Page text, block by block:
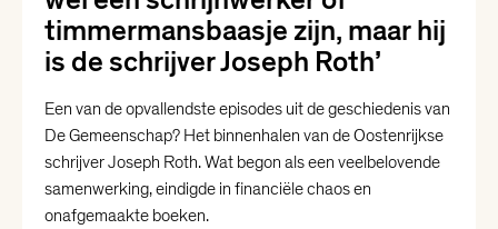
timmermansbaasje zijn, maar hij
is de schrijver Joseph Roth’
Een van de opvallendste episodes uit de geschiedenis van
De Gemeenschap? Het binnenhalen van de Oostenrijkse
schrijver Joseph Roth. Wat begon als een veelbelovende
samenwerking, eindigde in financiële chaos en
onafgemaakte boeken.